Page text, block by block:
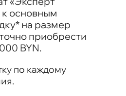
к основным
на размер
приобрести
BYN.
по каждому